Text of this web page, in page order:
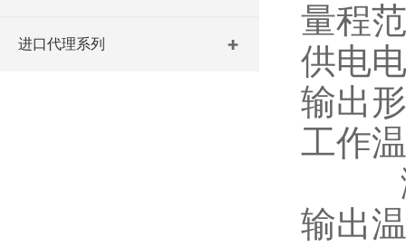
进口代理系列
量程
供电
输出
工作
测
输出